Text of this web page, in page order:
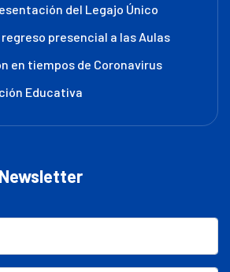
del Legajo Único
presencial a las Aulas
en tiempos de Coronavirus
Educativa